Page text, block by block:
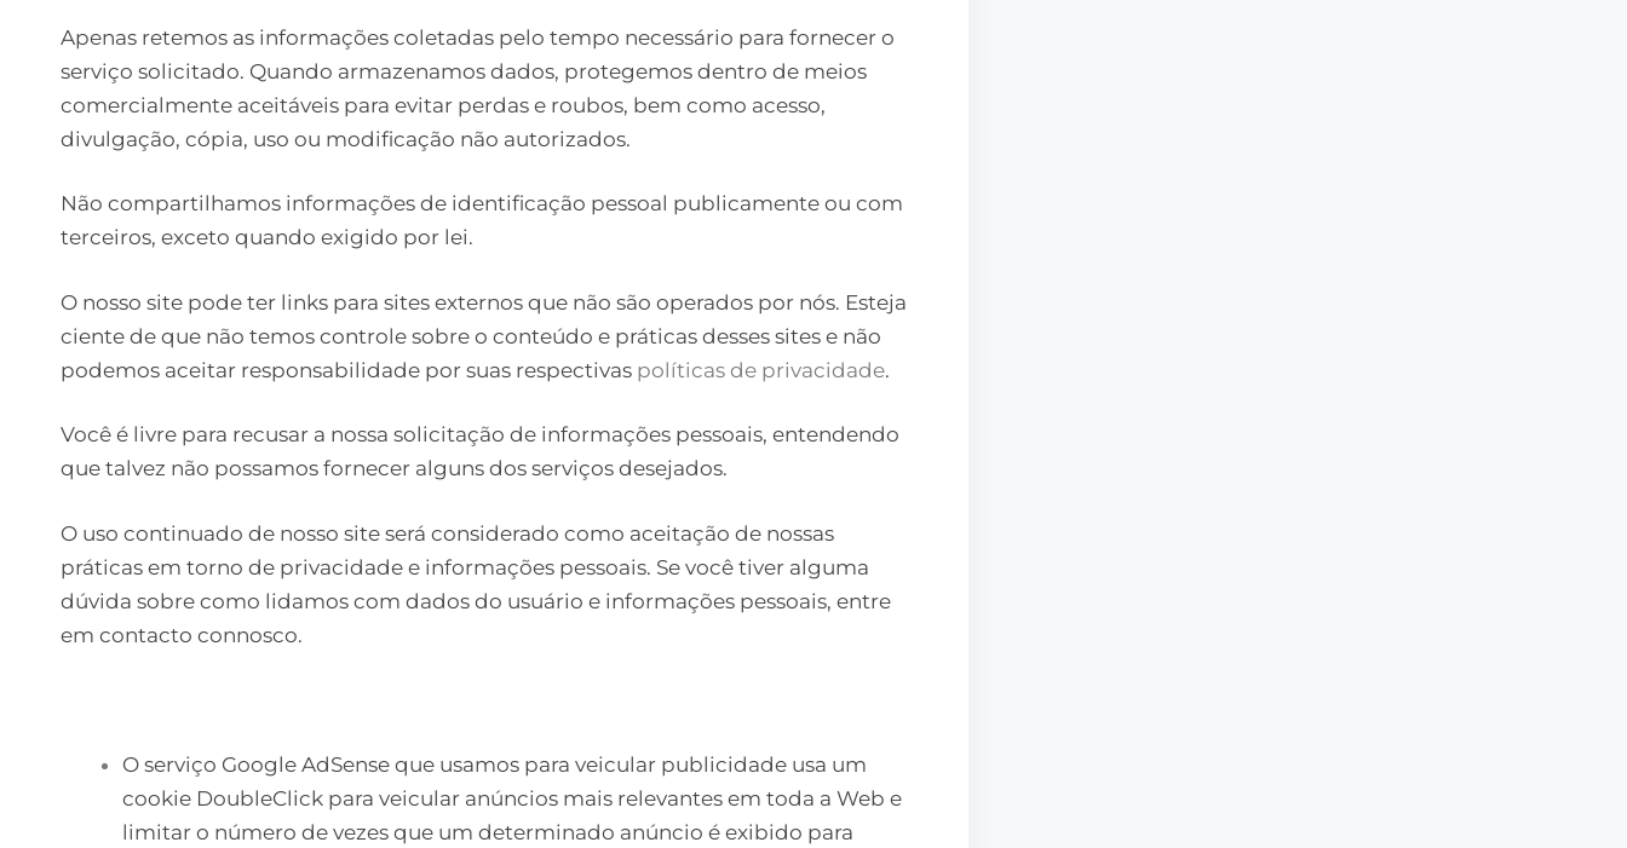
Apenas retemos as informações coletadas pelo tempo necessário para fornecer o
serviço solicitado. Quando armazenamos dados, protegemos dentro de meios
comercialmente aceitáveis ​​para evitar perdas e roubos, bem como acesso,
divulgação, cópia, uso ou modificação não autorizados.
Não compartilhamos informações de identificação pessoal publicamente ou com
terceiros, exceto quando exigido por lei.
O nosso site pode ter links para sites externos que não são operados por nós. Esteja
ciente de que não temos controle sobre o conteúdo e práticas desses sites e não
podemos aceitar responsabilidade por suas respectivas políticas de privacidade.
Você é livre para recusar a nossa solicitação de informações pessoais, entendendo
que talvez não possamos fornecer alguns dos serviços desejados.
O uso continuado de nosso site será considerado como aceitação de nossas
práticas em torno de privacidade e informações pessoais. Se você tiver alguma
dúvida sobre como lidamos com dados do usuário e informações pessoais, entre
em contacto connosco.
O serviço Google AdSense que usamos para veicular publicidade usa um
cookie DoubleClick para veicular anúncios mais relevantes em toda a Web e
limitar o número de vezes que um determinado anúncio é exibido para